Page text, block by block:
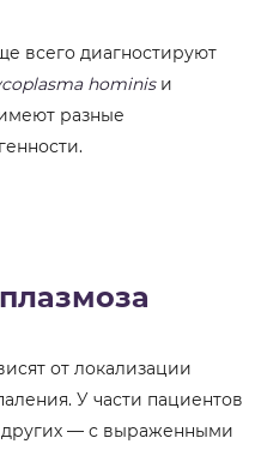
всего диагностируют
hominisи
разные
от локализации
У части пациентов
других — с выраженными